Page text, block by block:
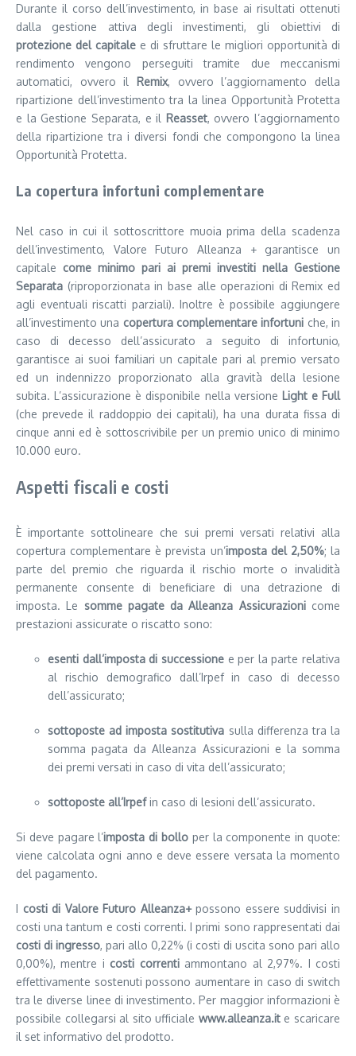
Durante il corso dell’investimento, in base ai risultati ottenuti
dalla gestione attiva degli investimenti, gli obiettivi di
protezione del capitale e di sfruttare le migliori opportunità di
rendimento vengono perseguiti tramite due meccanismi
automatici, ovvero il Remix, ovvero l’aggiornamento della
ripartizione dell’investimento tra la linea Opportunità Protetta
e la Gestione Separata, e il Reasset, ovvero l’aggiornamento
della ripartizione tra i diversi fondi che compongono la linea
Opportunità Protetta.
La copertura infortuni complementare
Nel caso in cui il sottoscrittore muoia prima della scadenza
dell’investimento, Valore Futuro Alleanza + garantisce un
capitale come minimo pari ai premi investiti nella Gestione
Separata (riproporzionata in base alle operazioni di Remix ed
agli eventuali riscatti parziali). Inoltre è possibile aggiungere
all’investimento una copertura complementare infortuni che, in
caso di decesso dell’assicurato a seguito di infortunio,
garantisce ai suoi familiari un capitale pari al premio versato
ed un indennizzo proporzionato alla gravità della lesione
subita. L’assicurazione è disponibile nella versione Light e Full
(che prevede il raddoppio dei capitali), ha una durata fissa di
cinque anni ed è sottoscrivibile per un premio unico di minimo
10.000 euro.
Aspetti fiscali e costi
È importante sottolineare che sui premi versati relativi alla
copertura complementare è prevista un’imposta del 2,50%; la
parte del premio che riguarda il rischio morte o invalidità
permanente consente di beneficiare di una detrazione di
imposta. Le somme pagate da Alleanza Assicurazionicome
prestazioni assicurate o riscatto sono:
esenti dall’imposta di successionee per la parte relativa
al rischio demografico dall’Irpef in caso di decesso
dell’assicurato;
sottoposte ad imposta sostitutiva sulla differenza tra la
somma pagata da Alleanza Assicurazioni e la somma
dei premi versati in caso di vita dell’assicurato;
sottoposte all’Irpefin caso di lesioni dell’assicurato.
Si deve pagare l’imposta di bollo per la componente in quote:
viene calcolata ogni anno e deve essere versata la momento
del pagamento.
I costi di Valore Futuro Alleanza+possono essere suddivisi in
costi una tantum e costi correnti. I primi sono rappresentati dai
costi di ingresso, pari allo 0,22% (i costi di uscita sono pari allo
0,00%), mentre icosti correntiammontano al 2,97%. I costi
effettivamente sostenuti possono aumentare in caso di switch
tra le diverse linee di investimento. Per maggior informazioni è
possibile collegarsi al sito ufficiale www.alleanza.ite scaricare
il set informativo del prodotto.